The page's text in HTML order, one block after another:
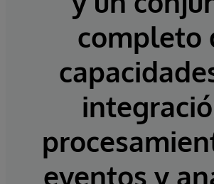
completo
eventos y